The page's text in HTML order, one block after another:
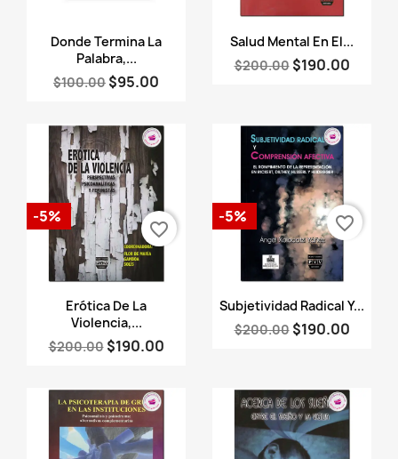
Vista rápida
Donde Termina La
Palabra,...
$100.00 $95.00
Vista rápida
Salud Mental En El...
$200.00 $190.00
Vista rápida
Erótica De La
Violencia,...
$200.00 $190.00
-5%
favorite_border
Vista rápida
Subjetividad Radical Y...
$200.00 $190.00
-5% favorite_border